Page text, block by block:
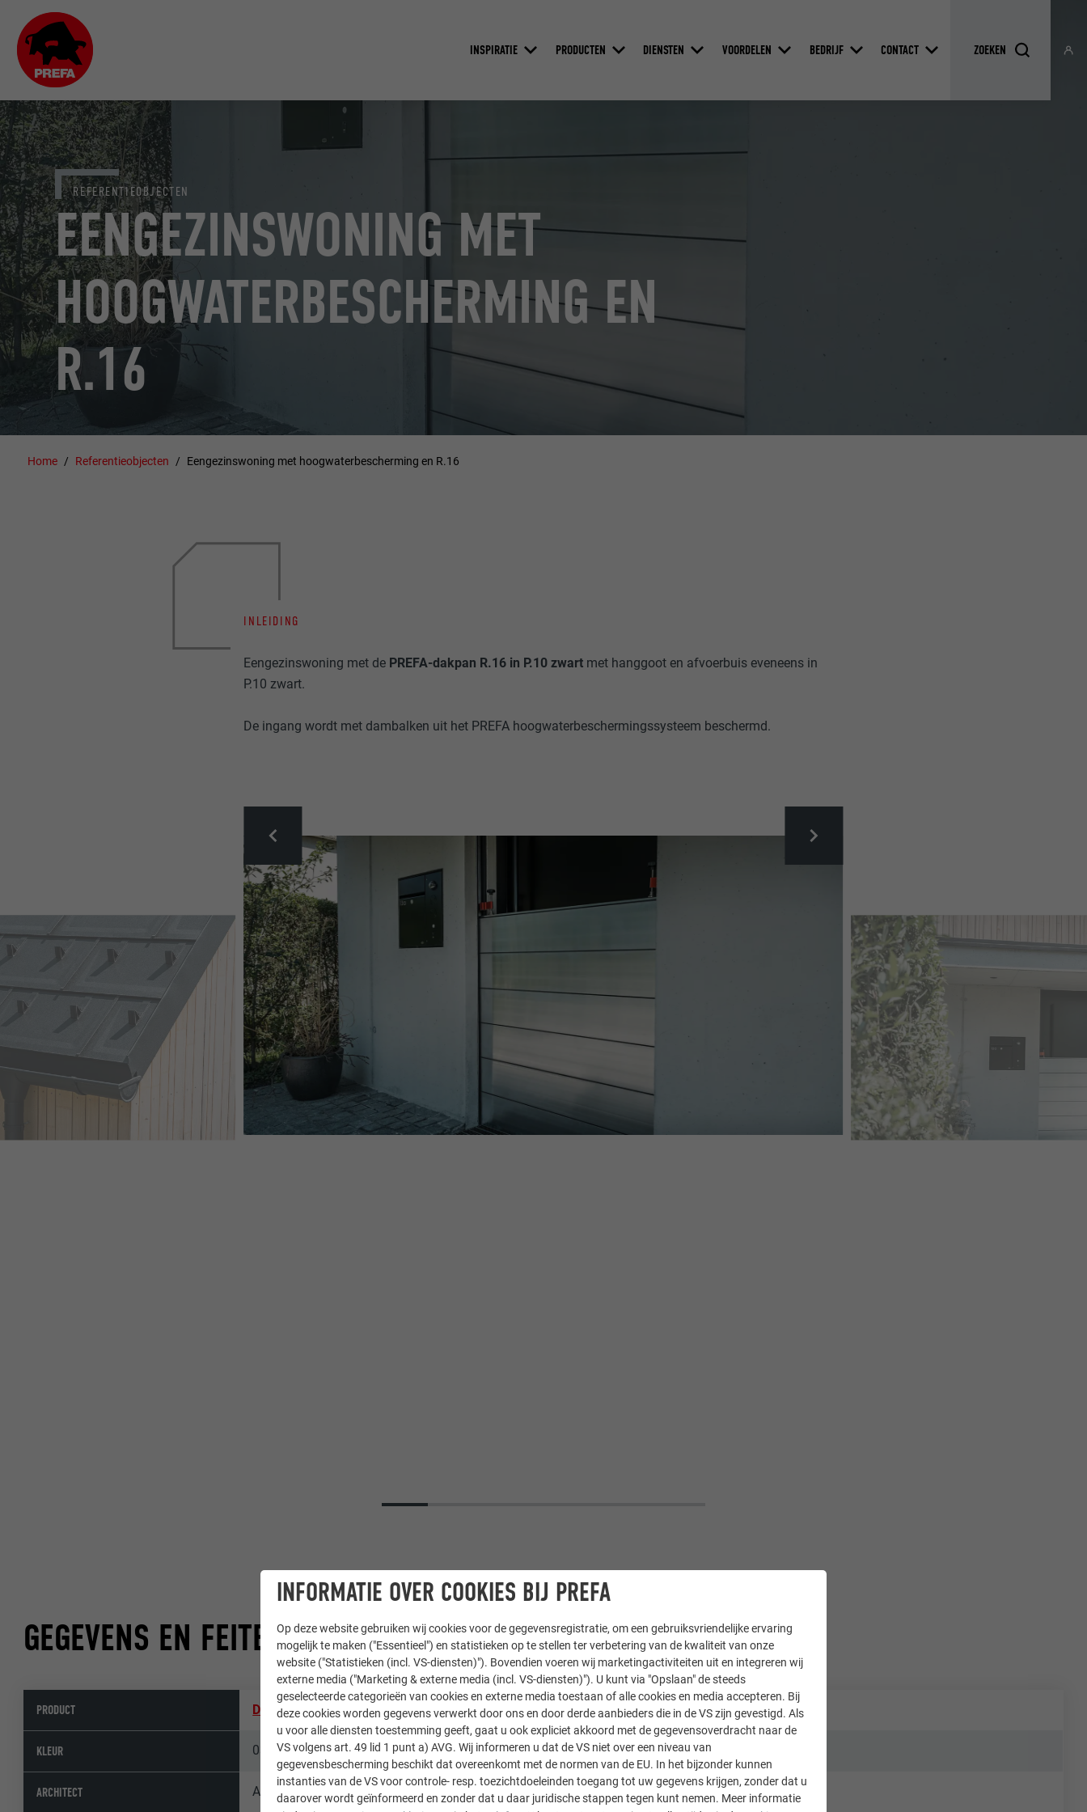
INSPIRATIE PRODUCTEN DIENSTEN VOORDELEN BEDRIJF CONTACT
EENGEZINSWONING MET
HOOGWATERBESCHERMING EN
R.16
REFERENTIEOBJECTEN
Home Referentieobjecten Eengezinswoning met hoogwaterbescherming en R.16
INLEIDING
Eengezinswoning met de PREFA-dakpan R.16 in P.10 zwart met hanggoot en afvoerbuis eveneens in
P.10 zwart.
De ingang wordt met dambalken uit het PREFA hoogwaterbeschermingssysteem beschermd.
GEGEVENS EN FEITEN
PRODUCT Dakpan R.16,Hanggoot,Hoogwaterbescherming
KLEUR 03 P.10 zwart
ARCHITECT Architekturwerkstatt Dworzak - Grabher GmbH
INFORMATIE OVER COOKIES BIJ PREFA
Op deze website gebruiken wij cookies voor de gegevensregistratie, om een gebruiksvriendelijke ervaring
mogelijk te maken ("Essentieel") en statistieken op te stellen ter verbetering van de kwaliteit van onze
website ("Statistieken (incl. VS-diensten)"). Bovendien voeren wij marketingactiviteiten uit en integreren wij
externe media ("Marketing & externe media (incl. VS-diensten)"). U kunt via "Opslaan" de steeds
geselecteerde categorieën van cookies en externe media toestaan of alle cookies en media accepteren. Bij
deze cookies worden gegevens verwerkt door ons en door derde aanbieders die in de VS zijn gevestigd. Als
u voor alle diensten toestemming geeft, gaat u ook expliciet akkoord met de gegevensoverdracht naar de
VS volgens art. 49 lid 1 punt a) AVG. Wij informeren u dat de VS niet over een niveau van
gegevensbescherming beschikt dat overeenkomt met de normen van de EU. In het bijzonder kunnen
instanties van de VS voor controle- resp. toezichtdoeleinden toegang tot uw gegevens krijgen, zonder dat u
daarover wordt geïnformeerd en zonder dat u daar juridische stappen tegen kunt nemen. Meer informatie